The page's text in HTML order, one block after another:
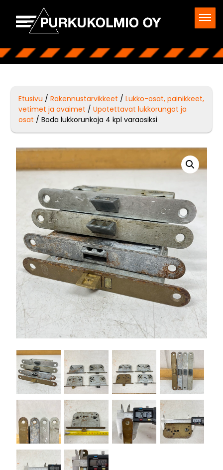
Etusivu /Rakennustarvikkeet /Lukko-osat, painikkeet,
vetimet ja avaimet /Upotettavat lukkorungot ja
osat / Boda lukkorunkoja 4 kpl varaosiksi